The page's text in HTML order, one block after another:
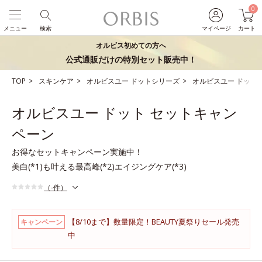
マイページ
0
カート
検索
メニュー
オルビス初めての方へ
公式通販だけの特別セット販売中！
TOP スキンケア オルビスユー ドットシリーズ オルビスユー ドット
オルビスユー ドット セットキャン
ペーン
お得なセットキャンペーン実施中！
美白(*1)も叶える最高峰(*2)エイジングケア(*3)
（-件）
キャンペーン
【8/10まで】数量限定！BEAUTY夏祭りセール発売
中